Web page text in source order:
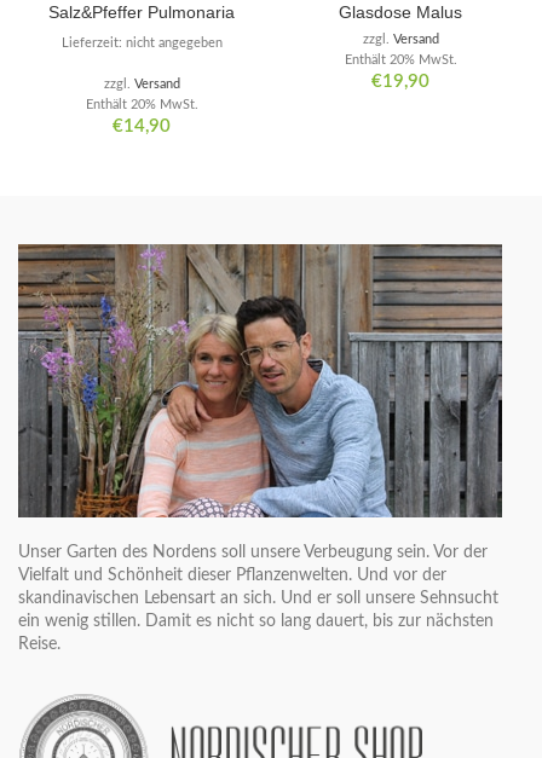
Salz&Pfeffer Pulmonaria
€14,90
Enthält 20% MwSt.
zzgl. Versand
Lieferzeit: nicht angegeben
Glasdose Malus
€19,90
Enthält 20% MwSt.
zzgl. Versand
Unser Garten des Nordens soll unsere Verbeugung sein. Vor der
Vielfalt und Schönheit dieser Pflanzenwelten. Und vor der
skandinavischen Lebensart an sich. Und er soll unsere Sehnsucht
ein wenig stillen. Damit es nicht so lang dauert, bis zur nächsten
Reise.